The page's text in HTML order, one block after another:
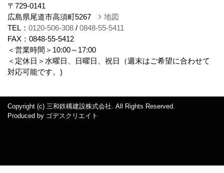
〒729-0141
広島県尾道市高須町5267
地図
TEL： 0120-506-308 / 0848-55-5411
FAX：0848-55-5412
＜営業時間＞10:00～17:00
＜定休日＞水曜日、日曜日、祝日（週末はご希望に合わせて
対応可能です。)
Copyright (c) 三和鉄構建設株式会社. All Rights Reserved.
Produced by ゴデスクリエイト